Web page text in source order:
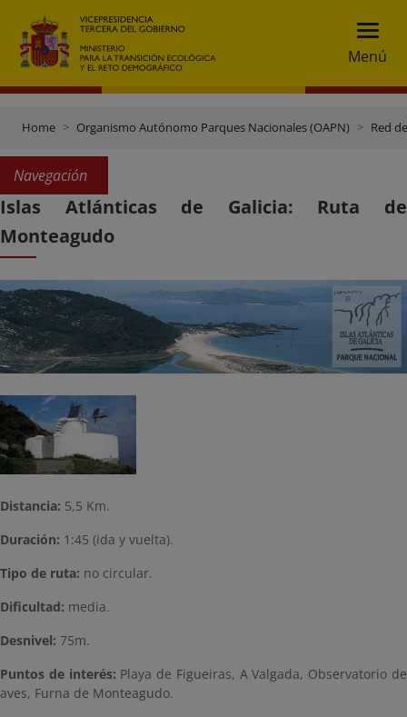
Menú
Home Organismo Autónomo Parques Nacionales (OAPN) Red
Navegación
Islas Atlánticas de Galicia: Ruta de
Monteagudo
Distancia: 5,5 Km.
Duración: 1:45 (ida y vuelta).
Tipo de ruta: no circular.
Dificultad: media.
Desnivel: 75m.
Puntos de interés: Playa de Figueiras, A Valgada, Observatorio de
aves, Furna de Monteagudo.